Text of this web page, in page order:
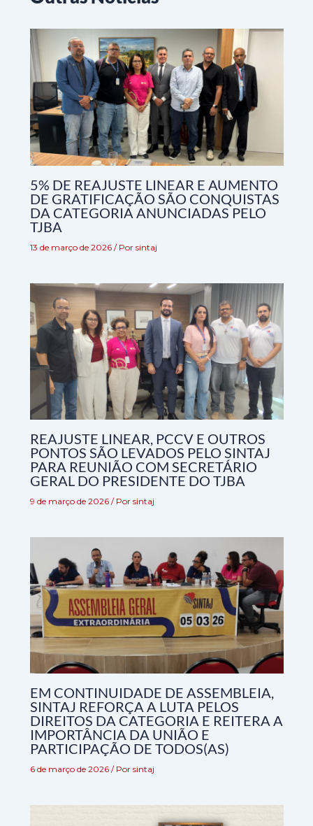
5% DE REAJUSTE LINEAR E AUMENTO
DE GRATIFICAÇÃO SÃO CONQUISTAS
DA CATEGORIA ANUNCIADAS PELO
TJBA
13 de março de 2026 / Por sintaj
REAJUSTE LINEAR, PCCV E OUTROS
PONTOS SÃO LEVADOS PELO SINTAJ
PARA REUNIÃO COM SECRETÁRIO
GERAL DO PRESIDENTE DO TJBA
9 de março de 2026 / Por sintaj
EM CONTINUIDADE DE ASSEMBLEIA,
SINTAJ REFORÇA A LUTA PELOS
DIREITOS DA CATEGORIA E REITERA A
IMPORTÂNCIA DA UNIÃO E
PARTICIPAÇÃO DE TODOS(AS)
6 de março de 2026 / Por sintaj